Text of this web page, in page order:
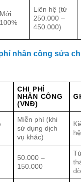
Mới
100%
Liên hệ (từ
250.000 –
450.000)
nhân công sửa
CHI PHÍ
NHÂN CÔNG
(VNĐ)
Miễn phí (khi
sử dụng dịch
vụ khác)
50.000 –
150.000